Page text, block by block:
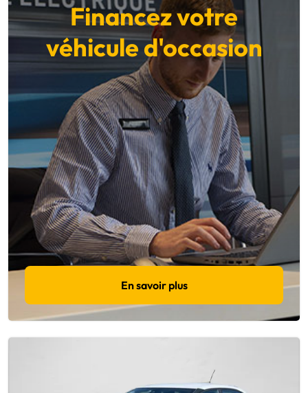
Financez votre
véhicule d'occasion
En savoir plus